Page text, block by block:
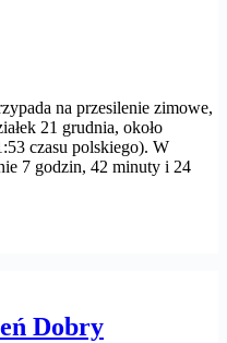
na przesilenie zimowe,
21 grudnia, około
czasu polskiego). W
7 godzin, 42 minuty i 24
Dobry